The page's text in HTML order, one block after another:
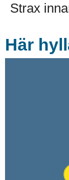
Strax
Här